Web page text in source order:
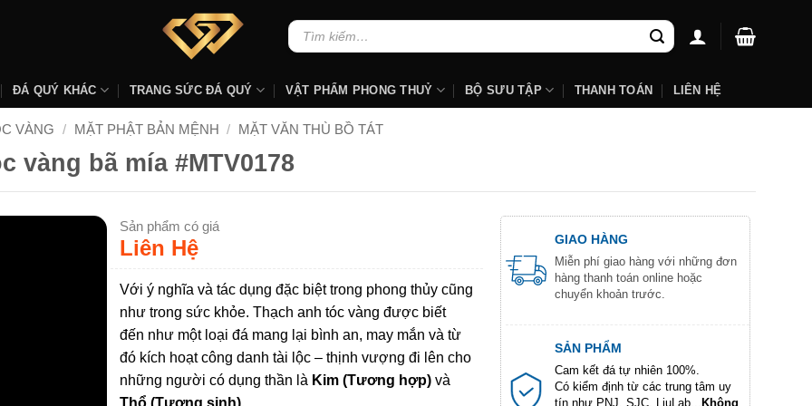
Tìm
kiếm:
ĐÁ QUÝ KHÁC TRANG SỨC ĐÁ QUÝ VẬT PHẨM PHONG THUỶ BỘ SƯU TẬP THANH TOÁN LIÊN HỆ
VÀNG / MẶT PHẬT BẢN MỆNH / MẶT VĂN THÙ BỒ TÁT
vàng bã mía #MTV0178
Sản phẩm có giá
Liên Hệ
Với ý nghĩa và tác dụng đặc biệt trong phong thủy cũng
như trong sức khỏe. Thạch anh tóc vàng được biết
đến như một loại đá mang lại bình an, may mắn và từ
đó kích hoạt công danh tài lộc – thịnh vượng đi lên cho
những người có dụng thần là Kim (Tương hợp) và
Thổ (Tương sinh).
GIAO HÀNG
Miễn phí giao hàng với những đơn
hàng thanh toán online hoặc
chuyển khoản trước.
SẢN PHẨM
Cam kết đá tự nhiên 100%.
Có kiểm định từ các trung tâm uy
tín như PNJ, SJC, LiuLab...
Không